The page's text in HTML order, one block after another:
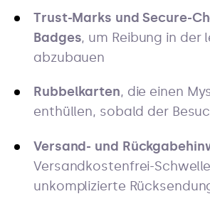
Trust-Marks und Secure-
Badges, um Reibung in der
abzubauen
Rubbelkarten, die einen
enthüllen, sobald der
Versand- und
Versandkostenfrei-
unkomplizierte